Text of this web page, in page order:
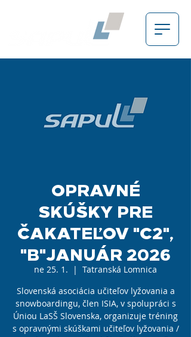
OPRAVNÉ
SKÚŠKY PRE
ČAKATEĽOV "C2",
"B"JANUÁR 2026
ne 25. 1.
  |
Tatranská Lomnica
Slovenská asociácia učiteľov lyžovania a
snowboardingu, člen ISIA, v spolupráci s
Úniou LaSŠ Slovenska, organizuje tréning
s opravnými skúškami učiteľov lyžovania /